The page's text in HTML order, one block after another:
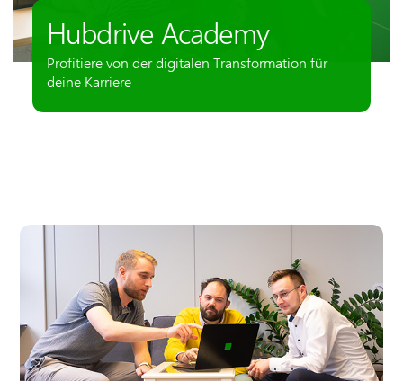
Hubdrive Academy
Profitiere von der digitalen Transformation für
deine Karriere